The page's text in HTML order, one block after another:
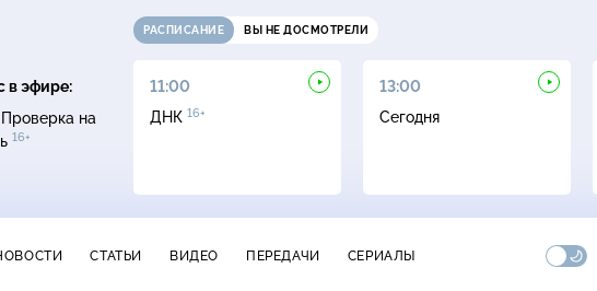
в эфире:
на
16+
РАСПИСАНИЕ ВЫ НЕ ДОСМОТРЕЛИ
11:00
ДНК 16+
13:00
Сегодня
СТАТЬИ ВИДЕО ПЕРЕДАЧИ СЕРИАЛЫ